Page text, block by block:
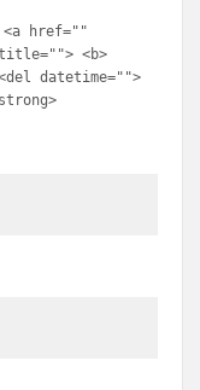
<a href=""
<b>
datetime="">